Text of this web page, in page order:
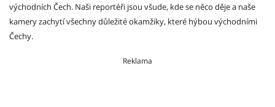
východních Čech. Naši reportéři jsou všude, kde se něco děje a naše
kamery zachytí všechny důležité okamžiky, které hýbou východními
Čechy.
Reklama